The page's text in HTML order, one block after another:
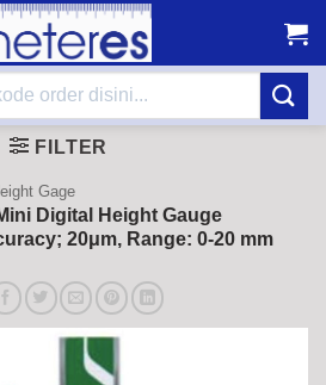
FILTER
Gage
Digital Height Gauge
20μm, Range: 0-20 mm